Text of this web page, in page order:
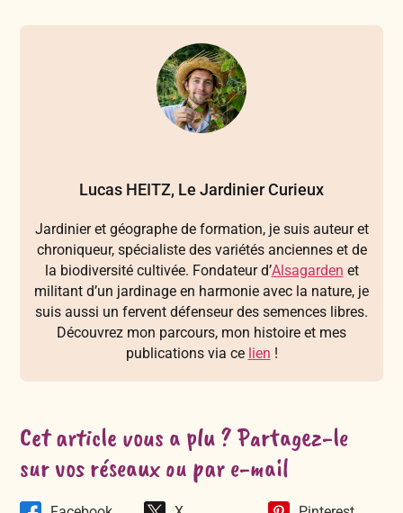
Lucas HEITZ, Le Jardinier Curieux
Jardinier et géographe de formation, je suis auteur et
chroniqueur, spécialiste des variétés anciennes et de
la biodiversité cultivée. Fondateur d’Alsagarden et
militant d’un jardinage en harmonie avec la nature, je
suis aussi un fervent défenseur des semences libres.
Découvrez mon parcours, mon histoire et mes
publications via ce lien !
Cet article vous a plu ? Partagez-le
sur vos réseaux ou par e-mail